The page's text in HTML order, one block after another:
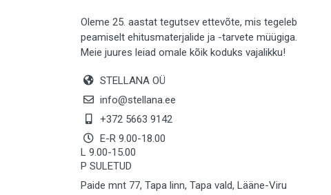
KIVID (31)
KATTED (133)
MAALRITARBED (1029)
SOOJUSTUS (15)
KEEMIA (222)
TÖÖRIIDED (117)
SAUN (8)
Oleme 25. aastat tegutsev ettevõte, mis tegeleb
peamiselt ehitusmaterjalide ja -tarvete müügiga.
Meie juures leiad omale kõik koduks vajalikku!
STELLANA OÜ
info@stellana.ee
+372 5663 9142
E-R 9.00-18.00
L 9.00-15.00
P SULETUD
Paide mnt 77, Tapa linn, Tapa vald, Lääne-Viru